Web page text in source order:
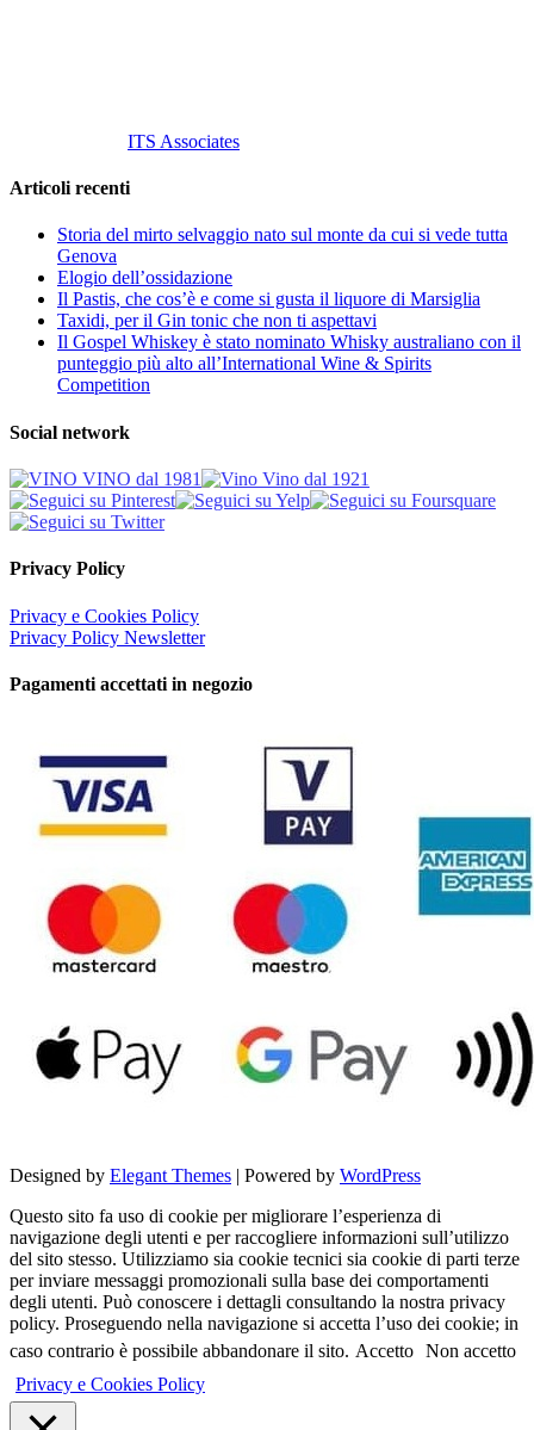
ITS Associates
Articoli recenti
Storia del mirto selvaggio nato sul monte da cui si vede tutta
Genova
Elogio dell’ossidazione
Il Pastis, che cos’è e come si gusta il liquore di Marsiglia
Taxidi, per il Gin tonic che non ti aspettavi
Il Gospel Whiskey è stato nominato Whisky australiano con il
punteggio più alto all’International Wine & Spirits
Competition
Social network
Privacy Policy
Privacy e Cookies Policy
Privacy Policy Newsletter
Pagamenti accettati in negozio
Designed by Elegant Themes | Powered by WordPress
Questo sito fa uso di cookie per migliorare l’esperienza di
navigazione degli utenti e per raccogliere informazioni sull’utilizzo
del sito stesso. Utilizziamo sia cookie tecnici sia cookie di parti terze
per inviare messaggi promozionali sulla base dei comportamenti
degli utenti. Può conoscere i dettagli consultando la nostra privacy
policy. Proseguendo nella navigazione si accetta l’uso dei cookie; in
caso contrario è possibile abbandonare il sito. Accetto Non accetto
Privacy e Cookies Policy